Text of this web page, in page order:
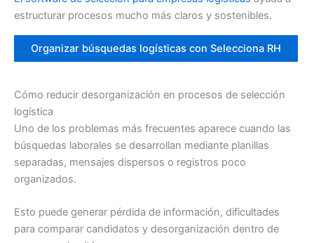
estructurar procesos mucho más claros y sostenibles.
Organizar búsquedas logísticas con Selecciona RH
Cómo reducir desorganización en procesos de selección
logística
Uno de los problemas más frecuentes aparece cuando las
búsquedas laborales se desarrollan mediante planillas
separadas, mensajes dispersos o registros poco
organizados.
Esto puede generar pérdida de información, dificultades
para comparar candidatos y desorganización dentro de